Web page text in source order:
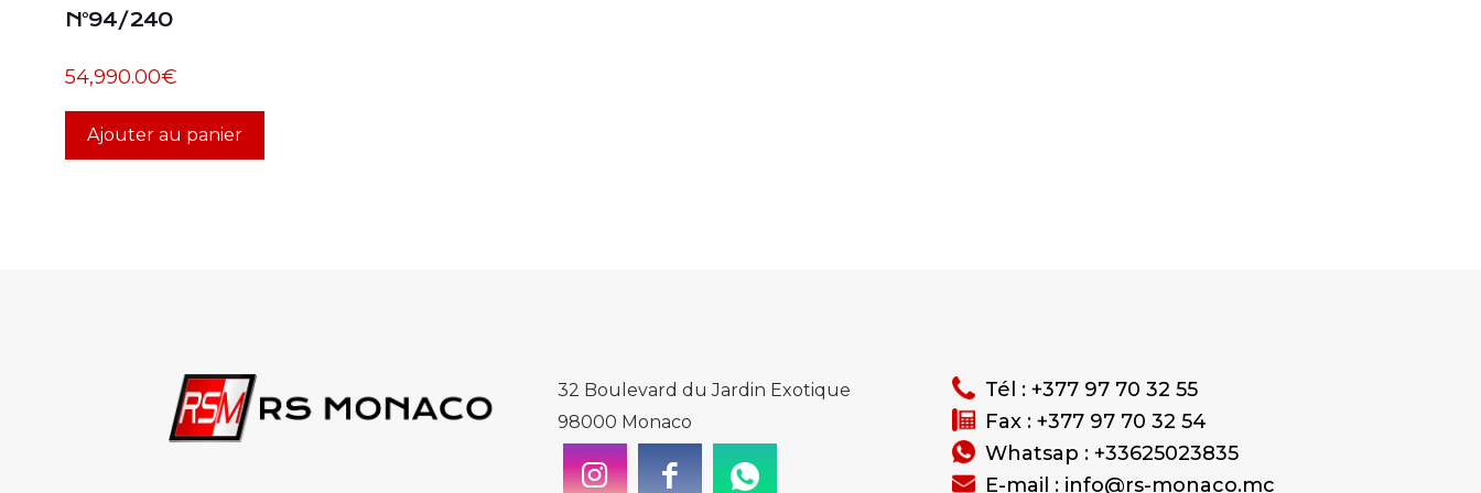
N°94/240
54,990.00€
Ajouter au panier
32 Boulevard du Jardin Exotique
98000 Monaco
Tél : +377 97 70 32 55
Fax : +377 97 70 32 54
Whatsap : +33625023835
E-mail : info@rs-monaco.mc